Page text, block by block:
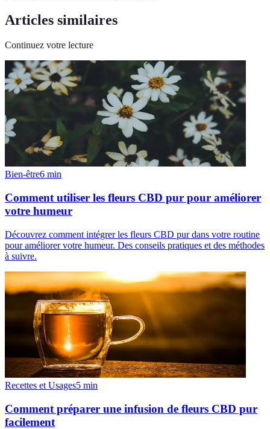
Articles similaires
Continuez votre lecture
Bien-être6 min
Comment utiliser les fleurs CBD pur pour améliorer
votre humeur
Découvrez comment intégrer les fleurs CBD pur dans votre routine
pour améliorer votre humeur. Des conseils pratiques et des méthodes
à suivre.
Recettes et Usages5 min
Comment préparer une infusion de fleurs CBD pur
facilement